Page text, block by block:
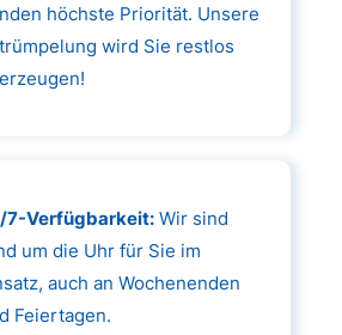
höchste Priorität. Unsere
wird Sie restlos
7-Verfügbarkeit:Wir sind
um die Uhr für Sie im
auch an Wochenenden
Feiertagen.